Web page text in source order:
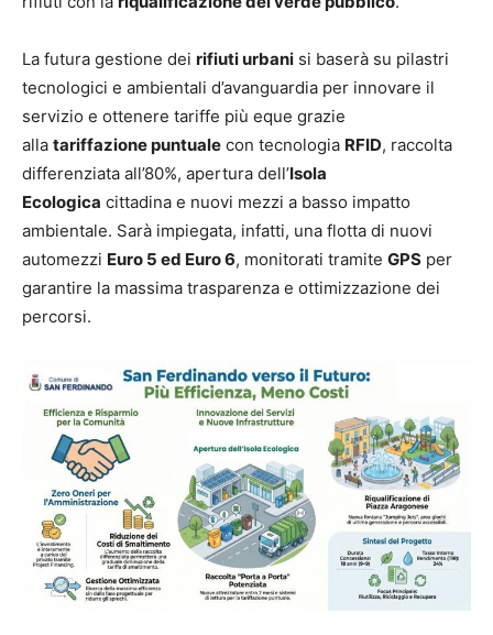
La futura gestione dei rifiuti urbani si baserà su pilastri
tecnologici e ambientali d’avanguardia per innovare il
servizio e ottenere tariffe più eque grazie
alla tariffazione puntuale con tecnologia RFID, raccolta
differenziata all’80%, apertura dell’Isola
Ecologica cittadina e nuovi mezzi a basso impatto
ambientale. Sarà impiegata, infatti, una flotta di nuovi
automezzi Euro 5 ed Euro 6, monitorati tramite GPS per
garantire la massima trasparenza e ottimizzazione dei
percorsi.